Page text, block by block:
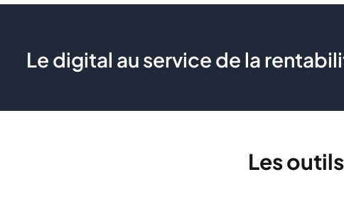
Le digital au service de la
Les